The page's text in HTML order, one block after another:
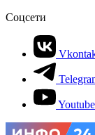
Соцсети
Youtube